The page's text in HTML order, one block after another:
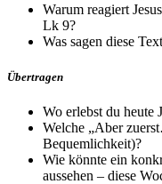
Warum reagiert
Lk 9?
Was sagen diese
Übertragen
Wo erlebst du heute
Welche „Aber
Bequemlichkeit)?
Wie könnte ein
aussehen – diese